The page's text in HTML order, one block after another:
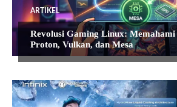
ARTIKEL
Revolusi Gaming Linux: Memahami
Proton, Vulkan, dan Mesa